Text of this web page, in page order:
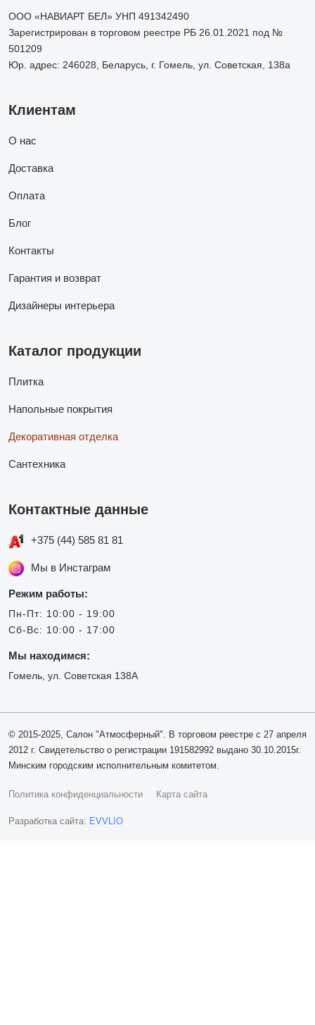
ООО «НАВИАРТ БЕЛ» УНП 491342490
Зарегистрирован в торговом реестре РБ 26.01.2021 под №
501209
Юр. адрес: 246028, Беларусь, г. Гомель, ул. Советская, 138а
Клиентам
О нас
Доставка
Оплата
Блог
Контакты
Гарантия и возврат
Дизайнеры интерьера
Каталог продукции
Плитка
Напольные покрытия
Декоративная отделка
Сантехника
Контактные данные
+375 (44) 585 81 81
Мы в Инстаграм
Режим работы:
Пн-Пт: 10:00 - 19:00
Сб-Вс: 10:00 - 17:00
Мы находимся:
Гомель, ул. Советская 138А
© 2015-2025, Салон "Атмосферный". В торговом реестре с 27 апреля
2012 г. Свидетельство о регистрации 191582992 выдано 30.10.2015г.
Минским городским исполнительным комитетом.
Политика конфиденциальности Карта сайта
Разработка сайта: EVVLIO